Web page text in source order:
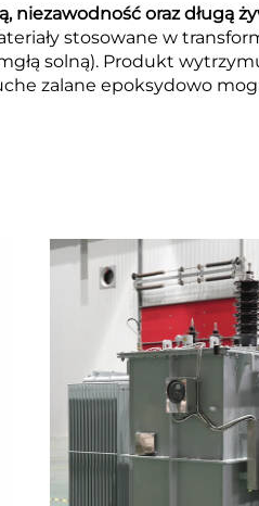
niezawodność oraz długą
stosowane w
solną). Produkt
zalane epoksydowo